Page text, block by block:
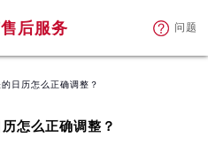
后服务 问题
日历怎么正确调整？
怎么正确调整？